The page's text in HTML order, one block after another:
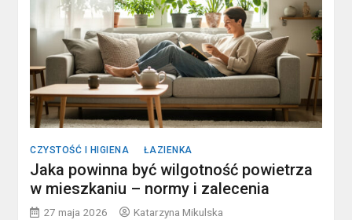
CZYSTOŚĆ I HIGIENA ŁAZIENKA
Jaka powinna być wilgotność powietrza
w mieszkaniu – normy i zalecenia
27 maja 2026 Katarzyna Mikulska